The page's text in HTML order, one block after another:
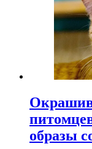
образы